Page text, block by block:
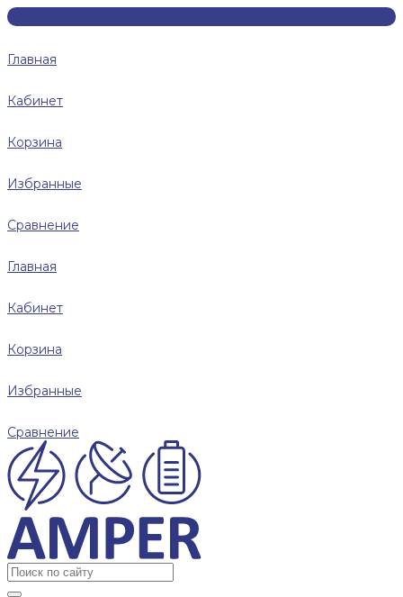
Главная
Кабинет
Корзина
Избранные
Сравнение
Главная
Кабинет
Корзина
Избранные
Сравнение